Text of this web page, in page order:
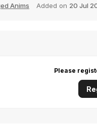
Anims Added on 20 Jul
Please